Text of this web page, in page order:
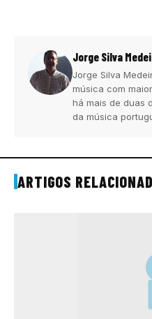
Jorge Silva
Jorge Silva
música com
há mais de duas
da música
ARTIGOS